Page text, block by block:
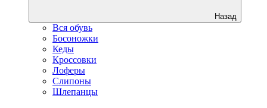
Назад
Вся обувь
Босоножки
Кеды
Кроссовки
Лоферы
Слипоны
Шлепанцы